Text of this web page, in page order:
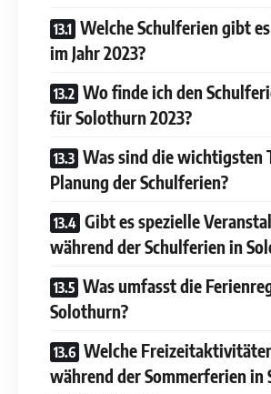
Welche Schulferien gibt
im Jahr 2023?
Wo finde ich den
für Solothurn 2023?
Was sind die wichtigsten
Planung der Schulferien?
Gibt es spezielle
während der Schulferien in
Was umfasst die
Solothurn?
Welche
während der Sommerferien in